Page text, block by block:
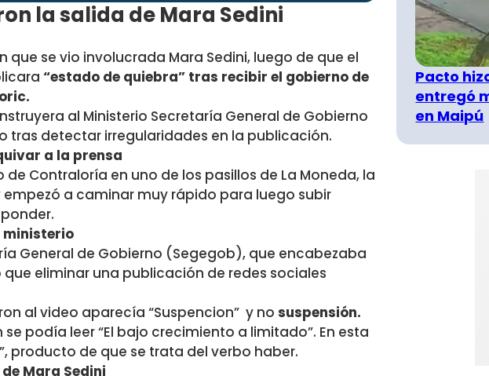
la salida de Mara Sedini
que se vio involucrada Mara Sedini, luego de que el
“estado de quiebra” tras recibir el gobierno de
al Ministerio Secretaría General de Gobierno
tras detectar irregularidades en la publicación.
a la prensa
Contraloría en uno de los pasillos de La Moneda, la
a caminar muy rápido para luego subir
ministerio
General de Gobierno (Segegob), que encabezaba
eliminar una publicación de redes sociales
al video aparecía “Suspencion” y no suspensión.
podía leer “El bajo crecimiento a limitado”. En esta
producto de que se trata del verbo haber.
Mara Sedini
Pacto
entregó
en Maipú